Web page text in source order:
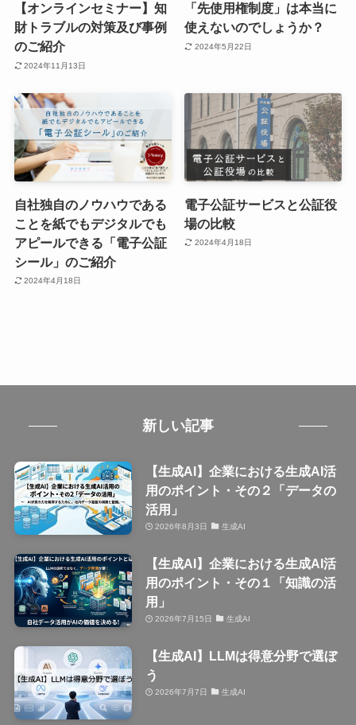
【オンラインセミナー】知
財トラブルの対策及び事例
のご紹介
2024年11月13日
「先使用権制度」は本当に
使えないのでしょうか？
2024年5月22日
自社独自のノウハウである
ことを紙でもデジタルでも
アピールできる「電子公証
シール」のご紹介
2024年4月18日
電子公証サービスと公証役
場の比較
2024年4月18日
新しい記事
【生成AI】企業における生成AI活
用のポイント・その２「データの
活用」
2026年8月3日 生成AI
【生成AI】企業における生成AI活
用のポイント・その１「知識の活
用」
2026年7月15日 生成AI
【生成AI】LLMは得意分野で選ぼ
う
2026年7月7日 生成AI